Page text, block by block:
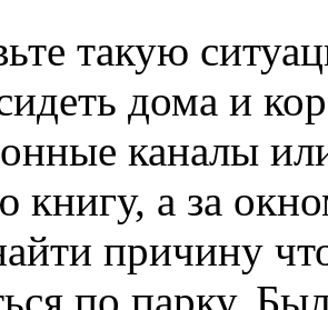
такую
дома и
каналы
а за
причину